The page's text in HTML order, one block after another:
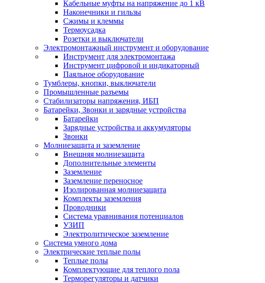
Кабельные муфты на напряжение до 1 кВ
Наконечники и гильзы
Сжимы и клеммы
Термоусадка
Розетки и выключатели
Электромонтажный инструмент и оборудование
Инструмент для электромонтажа
Инструмент цифровой и индикаторный
Паяльное оборудование
Тумблеры, кнопки, выключатели
Промышленные разъемы
Стабилизаторы напряжения, ИБП
Батарейки, Звонки и зарядные устройства
Батарейки
Зарядные устройства и аккумуляторы
Звонки
Молниезащита и заземление
Внешняя молниезащита
Дополнительные элементы
Заземление
Заземление переносное
Изолированная молниезащита
Комплекты заземления
Проводники
Система уравнивания потенциалов
УЗИП
Электролитическое заземление
Система умного дома
Электрические теплые полы
Теплые полы
Комплектующие для теплого пола
Терморегуляторы и датчики